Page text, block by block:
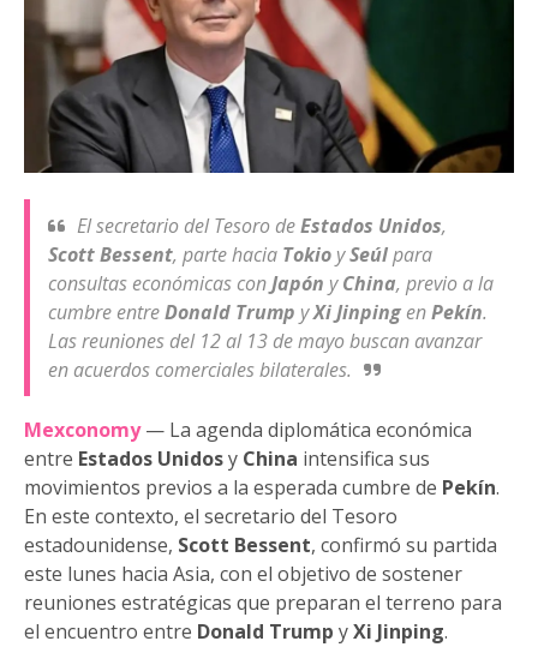
El secretario del Tesoro deEstados Unidos,
Scott Bessent, parte hacia Tokio ySeúlpara
consultas económicas conJapón yChina, previo a la
cumbre entreDonald Trump yXi Jinping enPekín.
Las reuniones del 12 al 13 de mayo buscan avanzar
en acuerdos comerciales bilaterales.
Mexconomy— La agenda diplomática económica
entre Estados Unidosy China intensifica sus
movimientos previos a la esperada cumbre de Pekín.
En este contexto, el secretario del Tesoro
estadounidense, Scott Bessent, confirmó su partida
este lunes hacia Asia, con el objetivo de sostener
reuniones estratégicas que preparan el terreno para
el encuentro entre Donald Trump yXi Jinping.